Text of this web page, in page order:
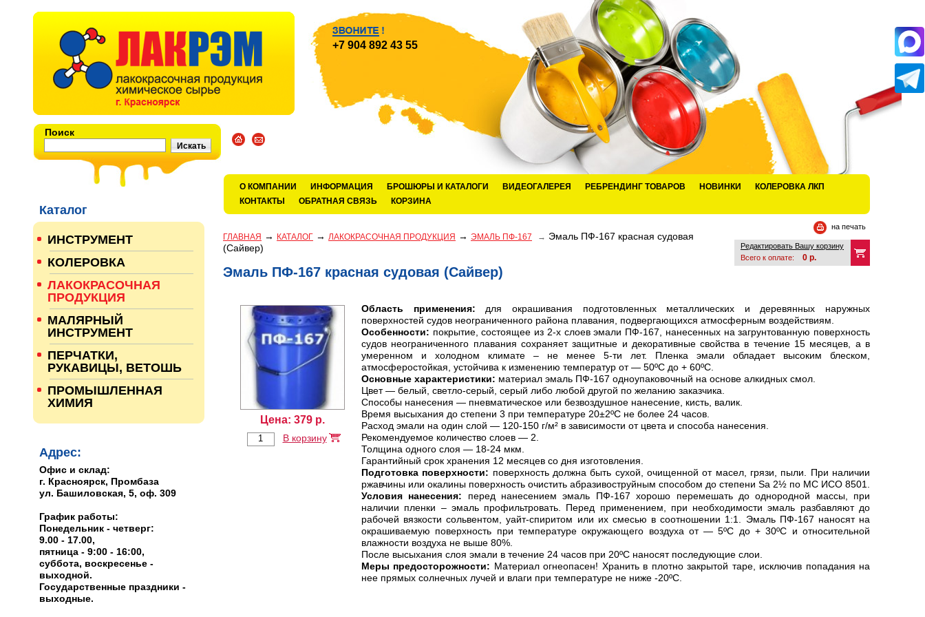
Поиск
О КОМПАНИИ ИНФОРМАЦИЯ БРОШЮРЫ И КАТАЛОГИ ВИДЕОГАЛЕРЕЯ РЕБРЕНДИНГ ТОВАРОВ НОВИНКИ
КОЛЕРОВКА ЛКП
КОНТАКТЫ
ОБРАТНАЯ СВЯЗЬ КОРЗИНА
+7 904 892 43 55
на печать
Редактировать Вашу корзину
Всего к оплате:
0 р.
ГЛАВНАЯ → КАТАЛОГ → ЛАКОКРАСОЧНАЯ ПРОДУКЦИЯ → ЭМАЛЬ ПФ-167 → Эмаль ПФ-167 красная судовая
(Сайвер)
Эмаль ПФ-167 красная судовая (Сайвер)
Цена: 379 р.
В корзину
Область применения: для окрашивания подготовленных металлических и деревянных наружных
поверхностей судов неограниченного района плавания, подвергающихся атмосферным воздействиям.
Особенности: покрытие, состоящее из 2-х слоев эмали ПФ-167, нанесенных на загрунтованную поверхность
судов неограниченного плавания сохраняет защитные и декоративные свойства в течение 15 месяцев, а в
умеренном и холодном климате – не менее 5-ти лет. Пленка эмали обладает высоким блеском,
атмосферостойкая, устойчива к изменению температур от — 50ºС до + 60ºС.
Основные характеристики: материал эмаль ПФ-167 одноупаковочный на основе алкидных смол.
Цвет — белый, светло-серый, серый либо любой другой по желанию заказчика.
Способы нанесения — пневматическое или безвоздушное нанесение, кисть, валик.
Время высыхания до степени 3 при температуре 20±2ºС не более 24 часов.
Расход эмали на один слой — 120-150 г/м² в зависимости от цвета и способа нанесения.
Рекомендуемое количество слоев — 2.
Толщина одного слоя — 18-24 мкм.
Гарантийный срок хранения 12 месяцев со дня изготовления.
Подготовка поверхности: поверхность должна быть сухой, очищенной от масел, грязи, пыли. При наличии
ржавчины или окалины поверхность очистить абразивоструйным способом до степени Sа 2½ по МС ИСО 8501.
Условия нанесения: перед нанесением эмаль ПФ-167 хорошо перемешать до однородной массы, при
наличии пленки – эмаль профильтровать. Перед применением, при необходимости эмаль разбавляют до
рабочей вязкости сольвентом, уайт-спиритом или их смесью в соотношении 1:1. Эмаль ПФ-167 наносят на
окрашиваемую поверхность при температуре окружающего воздуха от — 5ºС до + 30ºС и относительной
влажности воздуха не выше 80%.
После высыхания слоя эмали в течение 24 часов при 20ºС наносят последующие слои.
Меры предосторожности: Материал огнеопасен! Хранить в плотно закрытой таре, исключив попадания на
нее прямых солнечных лучей и влаги при температуре не ниже -20ºС.
Каталог
ИНСТРУМЕНТ
КОЛЕРОВКА
ЛАКОКРАСОЧНАЯ
ПРОДУКЦИЯ
МАЛЯРНЫЙ
ИНСТРУМЕНТ
ПЕРЧАТКИ,
РУКАВИЦЫ, ВЕТОШЬ
ПРОМЫШЛЕННАЯ
ХИМИЯ
Адрес:
Офис и склад:
г. Красноярск, Промбаза
ул. Башиловская, 5, оф. 309
График работы:
Понедельник - четверг:
9.00 - 17.00,
пятница - 9:00 - 16:00,
суббота, воскресенье -
выходной.
Государственные праздники -
выходные.